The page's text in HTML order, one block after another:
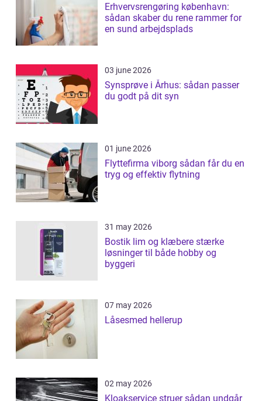
Erhvervsrengøring københavn:
sådan skaber du rene rammer for
en sund arbejdsplads
03 june 2026
Synsprøve i Århus: sådan passer
du godt på dit syn
01 june 2026
Flyttefirma viborg sådan får du en
tryg og effektiv flytning
31 may 2026
Bostik lim og klæbere stærke
løsninger til både hobby og
byggeri
07 may 2026
Låsesmed hellerup
02 may 2026
Kloakservice struer sådan undgår